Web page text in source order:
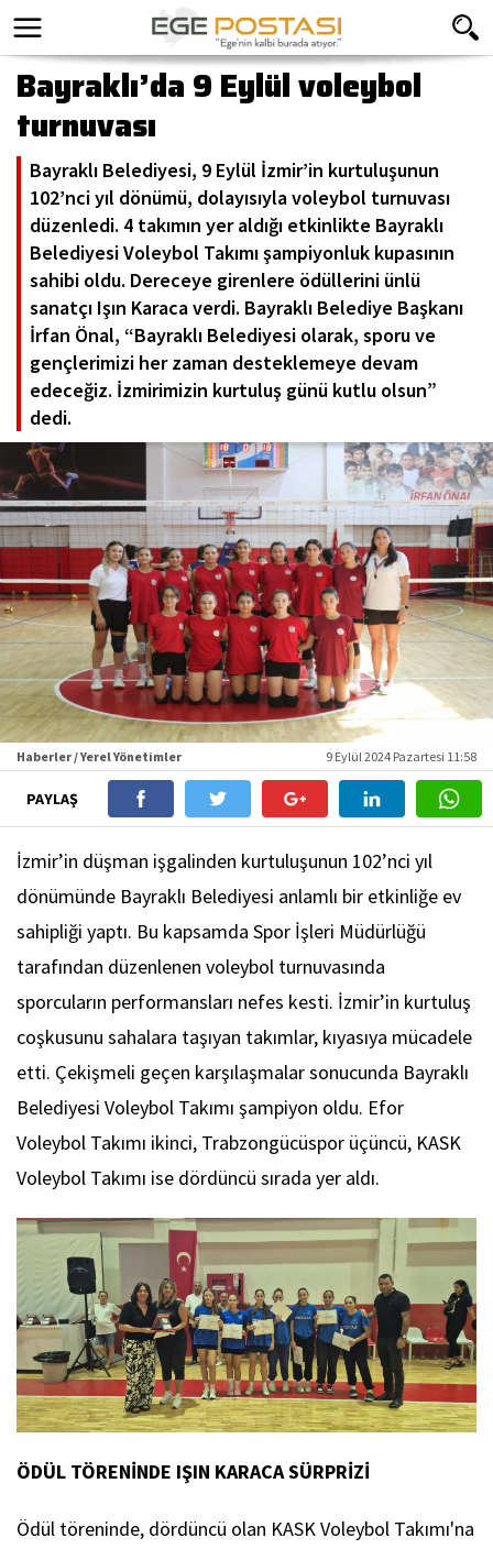
Bayraklı’da 9 Eylül voleybol
turnuvası
Bayraklı Belediyesi, 9 Eylül İzmir’in kurtuluşunun
102’nci yıl dönümü, dolayısıyla voleybol turnuvası
düzenledi. 4 takımın yer aldığı etkinlikte Bayraklı
Belediyesi Voleybol Takımı şampiyonluk kupasının
sahibi oldu. Dereceye girenlere ödüllerini ünlü
sanatçı Işın Karaca verdi. Bayraklı Belediye Başkanı
İrfan Önal, “Bayraklı Belediyesi olarak, sporu ve
gençlerimizi her zaman desteklemeye devam
edeceğiz. İzmirimizin kurtuluş günü kutlu olsun”
dedi.
Haberler / Yerel Yönetimler 9 Eylül 2024 Pazartesi 11:58
PAYLAŞ
İzmir’in düşman işgalinden kurtuluşunun 102’nci yıl
dönümünde Bayraklı Belediyesi anlamlı bir etkinliğe ev
sahipliği yaptı. Bu kapsamda Spor İşleri Müdürlüğü
tarafından düzenlenen voleybol turnuvasında
sporcuların performansları nefes kesti. İzmir’in kurtuluş
coşkusunu sahalara taşıyan takımlar, kıyasıya mücadele
etti. Çekişmeli geçen karşılaşmalar sonucunda Bayraklı
Belediyesi Voleybol Takımı şampiyon oldu. Efor
Voleybol Takımı ikinci, Trabzongücüspor üçüncü, KASK
Voleybol Takımı ise dördüncü sırada yer aldı.
ÖDÜL TÖRENİNDE IŞIN KARACA SÜRPRİZİ
Ödül töreninde, dördüncü olan KASK Voleybol Takımı'na